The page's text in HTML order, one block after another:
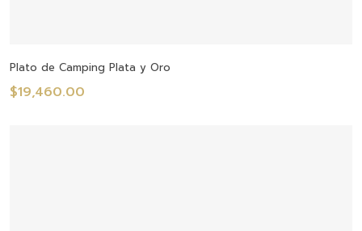
Seleccionar Opciones
Plato de Camping Plata y Oro
$19,460.00